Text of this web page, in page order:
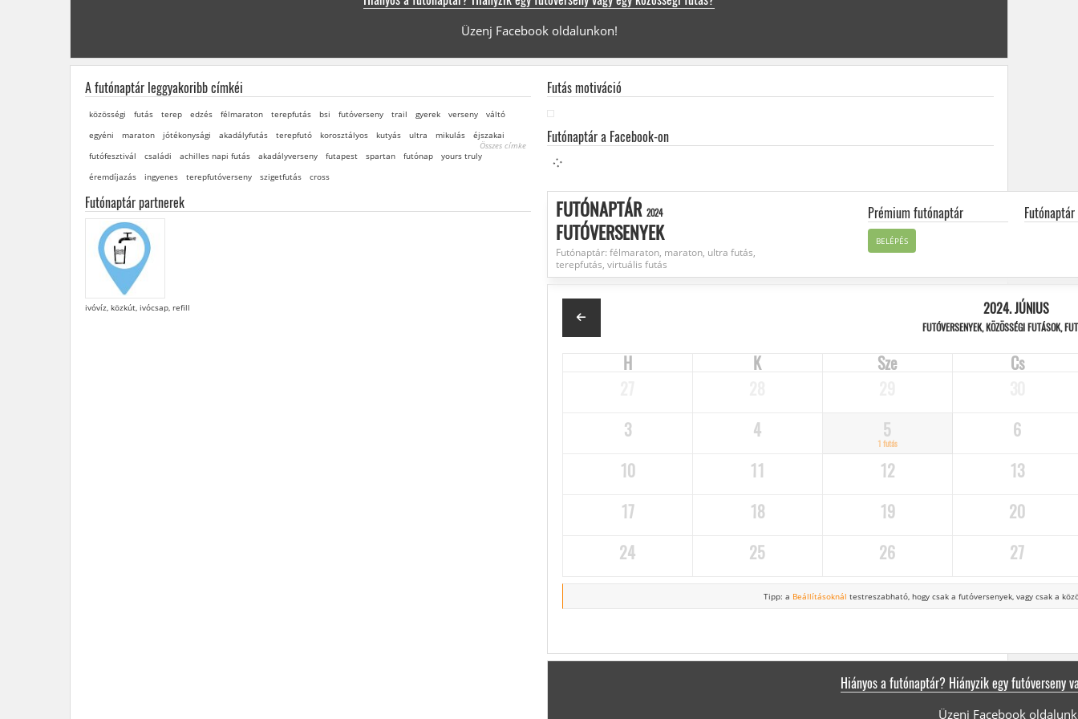
Üzenj Facebook oldalunkon!
A futónaptár leggyakoribb címkéi
közösségi futás terep edzés félmaraton terepfutás bsi futóverseny trail gyerek verseny
váltó
egyéni
maraton jótékonysági akadályfutás terepfutó korosztályos kutyás ultra mikulás
éjszakai
futófesztivál
családi achilles napi futás akadályverseny futapest spartan futónap
yours truly
éremdíjazás
ingyenes terepfutóverseny szigetfutás cross
Összes címke
Futónaptár partnerek
ivóvíz, közkút, ivócsap, refill
Futás motiváció
Futónaptár a Facebook-on
FUTÓNAPTÁR 2024
FUTÓVERSENYEK
Futónaptár: félmaraton, maraton, ultra futás,
terepfutás, virtuális futás
Prémium futónaptár
BELÉPÉS
2024. JÚNIUS
FUTÓVERSENYEK, KÖZÖSSÉGI FUTÁSOK,
H K Sze
Cs
3
4 5
1 futás
6
10
11 12
13
17
18 19
20
24
25 26 27
Tipp: a Beállításoknál testreszabható, hogy csak a futóversenyek, vagy csak a
Hiányos a futónaptár? Hiányzik egy futóverseny
Üzenj Facebook